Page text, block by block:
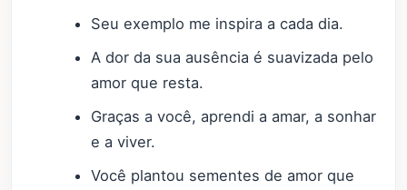
Seu exemplo me inspira a cada dia.
A dor da sua ausência é suavizada pelo
amor que resta.
Graças a você, aprendi a amar, a sonhar
e a viver.
Você plantou sementes de amor que